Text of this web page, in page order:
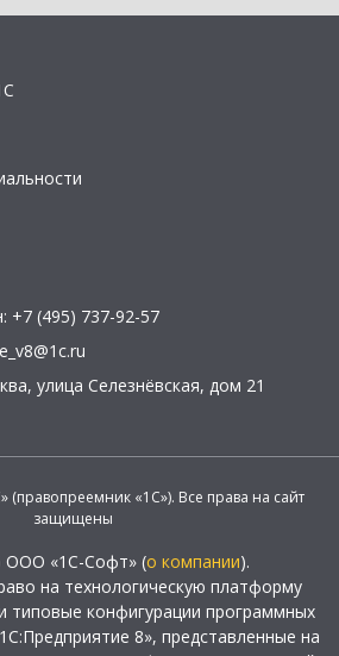
+7 (495) 737-92-57
, улица Селезнёвская, дом 21
(правопреемник «1С»). Все права на сайт
защищены
ООО «1С-Софт» (о компании).
на технологическую платформу
типовые конфигурации программных
8», представленные на